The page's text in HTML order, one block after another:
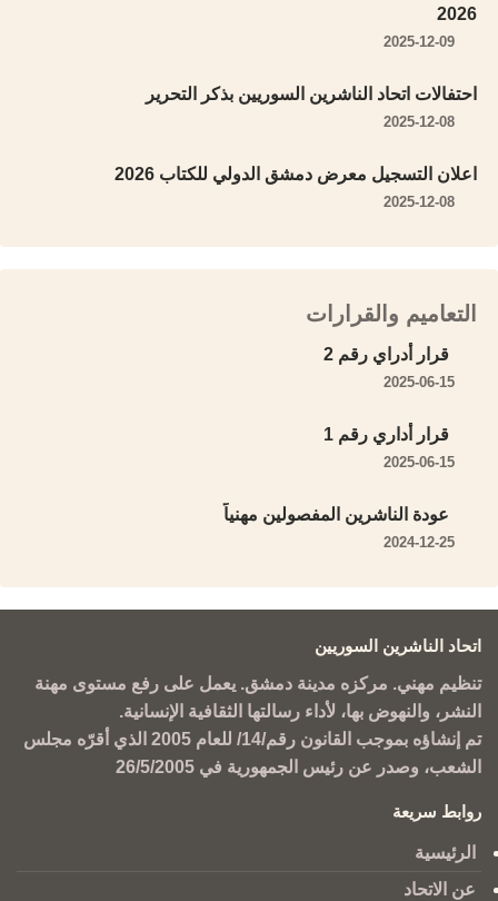
2026
2025-12-09
احتفالات اتحاد الناشرين السوريين بذكر التحرير
2025-12-08
اعلان التسجيل معرض دمشق الدولي للكتاب 2026
2025-12-08
التعاميم والقرارات
قرار أدراي رقم 2
2025-06-15
قرار أداري رقم 1
2025-06-15
عودة الناشرين المفصولين مهنياً
2024-12-25
اتحاد الناشرين السوريين
تنظيم مهني. مركزه مدينة دمشق. يعمل على رفع مستوى مهنة
النشر، والنهوض بها، لأداء رسالتها الثقافية الإنسانية.
تم إنشاؤه بموجب القانون رقم/14/ للعام 2005 الذي أقرّه مجلس
الشعب، وصدر عن رئيس الجمهورية في 26/5/2005
روابط سريعة
الرئيسية
عن الاتحاد